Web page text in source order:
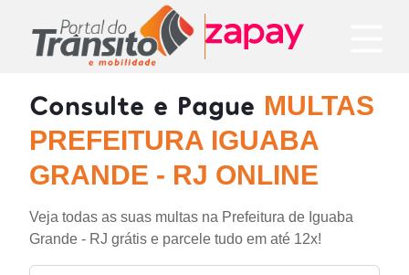
Consulte e Pague MULTAS
PREFEITURA IGUABA
GRANDE - RJ ONLINE
Veja todas as suas multas na Prefeitura de Iguaba
Grande - RJ grátis e parcele tudo em até 12x!